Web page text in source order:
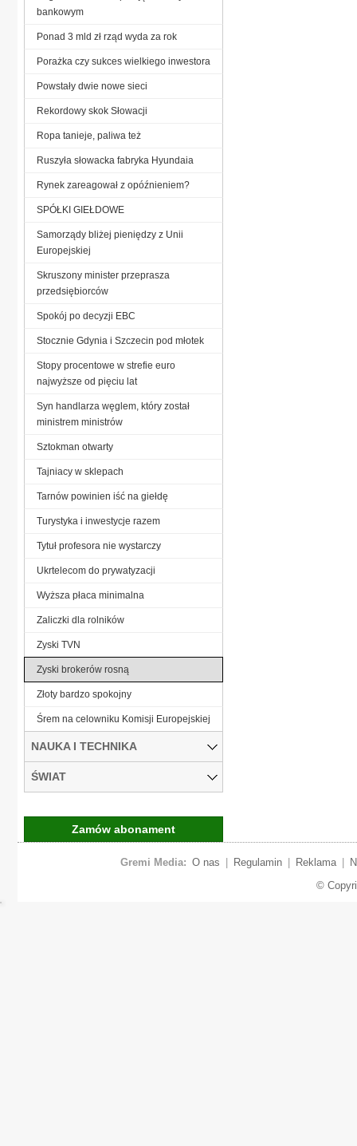
bankowym
Ponad 3 mld zł rząd wyda za rok
Porażka czy sukces wielkiego inwestora
Powstały dwie nowe sieci
Rekordowy skok Słowacji
Ropa tanieje, paliwa też
Ruszyła słowacka fabryka Hyundaia
Rynek zareagował z opóźnieniem?
SPÓŁKI GIEŁDOWE
Samorządy bliżej pieniędzy z Unii
Europejskiej
Skruszony minister przeprasza
przedsiębiorców
Spokój po decyzji EBC
Stocznie Gdynia i Szczecin pod młotek
Stopy procentowe w strefie euro
najwyższe od pięciu lat
Syn handlarza węglem, który został
ministrem ministrów
Sztokman otwarty
Tajniacy w sklepach
Tarnów powinien iść na giełdę
Turystyka i inwestycje razem
Tytuł profesora nie wystarczy
Ukrtelecom do prywatyzacji
Wyższa płaca minimalna
Zaliczki dla rolników
Zyski TVN
Zyski brokerów rosną
Złoty bardzo spokojny
Śrem na celowniku Komisji Europejskiej
NAUKA I TECHNIKA
ŚWIAT
Zamów abonament
Gremi Media: O nas Regulamin Reklama
©